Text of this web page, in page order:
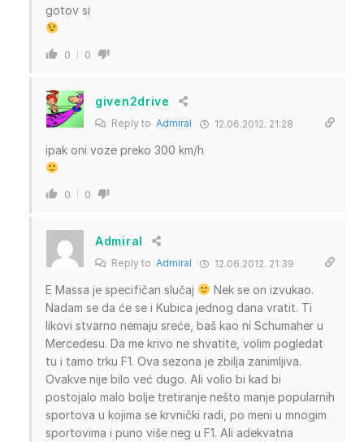
gotov si
0 0
given2drive
Reply to Admiral 12.06.2012. 21:28
ipak oni voze preko 300 km/h
0 0
Admiral
Reply to Admiral 12.06.2012. 21:39
E Massa je specifičan slučaj
Nek se on izvukao.
Nadam se da će se i Kubica jednog dana vratit. Ti
likovi stvarno nemaju sreće, baš kao ni Schumaher u
Mercedesu. Da me krivo ne shvatite, volim pogledat
tu i tamo trku F1. Ova sezona je zbilja zanimljiva.
Ovakve nije bilo već dugo. Ali volio bi kad bi
postojalo malo bolje tretiranje nešto manje popularnih
sportova u kojima se krvnički radi, po meni u mnogim
sportovima i puno više neg u F1. Ali adekvatna